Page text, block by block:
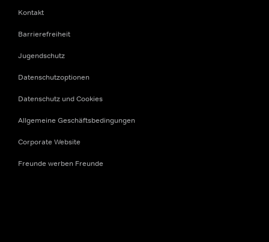
Kontakt
Barrierefreiheit
Jugendschutz
Datenschutzoptionen
Datenschutz und Cookies
Allgemeine Geschäftsbedingungen
Corporate Website
Freunde werben Freunde